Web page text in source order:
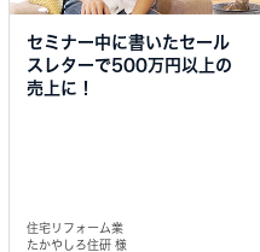
セミナー中に書いたセール
スレターで500万円以上の
売上に！
住宅リフォーム業
たかやしろ住研 様